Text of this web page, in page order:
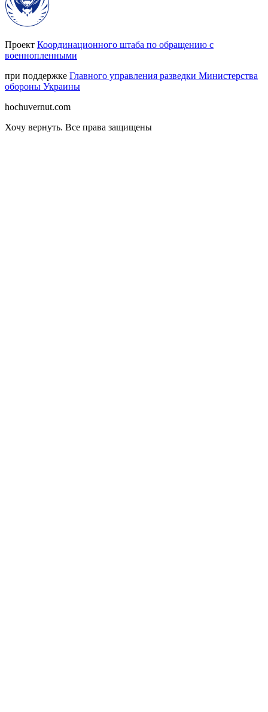
Проект Координационного штаба по обращению с
военнопленными
при поддержке Главного управления разведки Министерства
обороны Украины
hochuvernut.com
Хочу вернуть. Все права защищены